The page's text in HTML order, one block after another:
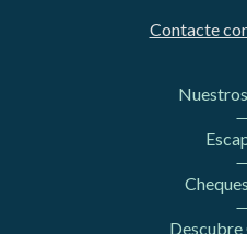
Contacte
Descubre